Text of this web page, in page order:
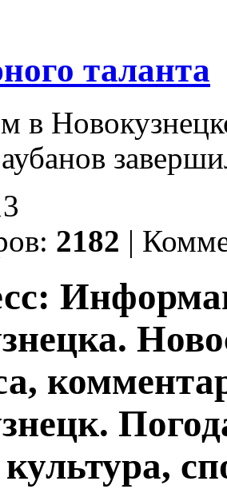
таланта
в
2182 |